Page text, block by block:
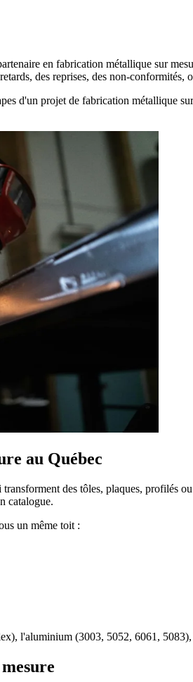
en fabrication métallique sur
des reprises, des non-conformités,
d'un projet de fabrication métallique
au Québec
des tôles, plaques, profilés
catalogue.
un même toit :
l'aluminium (3003, 5052, 6061,